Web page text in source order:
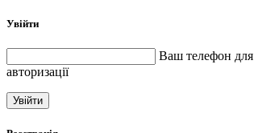
Увійти
Ваш телефон для
авторизації
Увійти